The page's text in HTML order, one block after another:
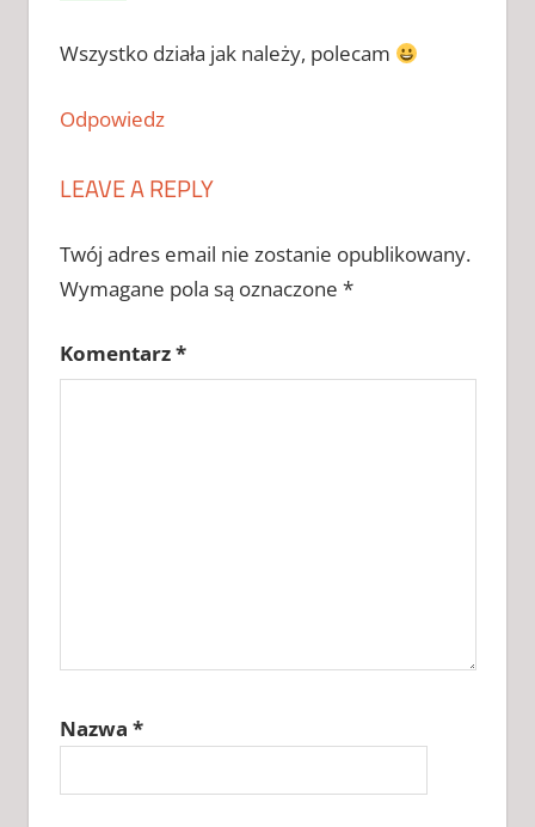
KLUCZ
Wszystko działa jak należy, polecam
Odpowiedz
LEAVE A REPLY
Twój adres email nie zostanie opublikowany.
Wymagane pola są oznaczone *
Komentarz*
Nazwa *